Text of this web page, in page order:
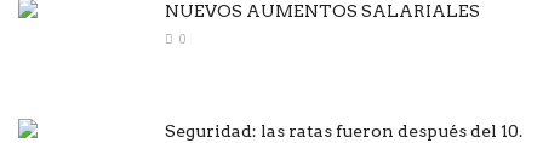
NUEVOS AUMENTOS SALARIALES
0
Seguridad: las ratas fueron después del 10.